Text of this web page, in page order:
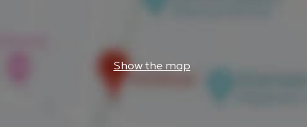
Show the map